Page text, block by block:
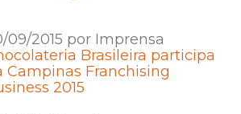
09/2015 por Imprensa
Brasileira participa
Campinas Franchising
2015